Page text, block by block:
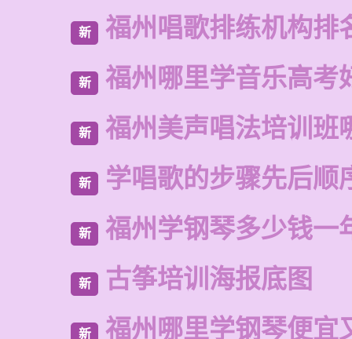
新 福州唱歌排练机构排
新 福州哪里学音乐高考
新 福州美声唱法培训班
新 学唱歌的步骤先后顺
新 福州学钢琴多少钱一
新 古筝培训海报底图
新 福州哪里学钢琴便宜